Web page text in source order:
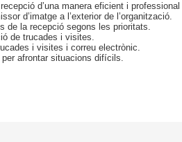
d’una manera eficient i professional
d’imatge a l’exterior de l’organització.
de la recepció segons les prioritats.
de trucades i visites.
i visites i correu electrònic.
afrontar situacions difícils.